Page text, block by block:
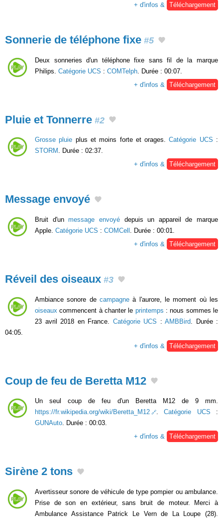
+ d'infos &
Téléchargement
Sonnerie de téléphone fixe #5
Deux sonneries d'un téléphone fixe sans fil de la marque
Philips. Catégorie UCS : COMTelph . Durée : 00:07.
+ d'infos &
Téléchargement
Pluie et Tonnerre #2
Grosse pluie plus et moins forte et orages.Catégorie UCS :
STORM . Durée : 02:37.
+ d'infos & Téléchargement
Message envoyé
Bruit d'unmessage envoyédepuis un appareil de marque
Apple. Catégorie UCS : COMCell
. Durée : 00:01.
+ d'infos &
Téléchargement
Réveil des oiseaux #3
Ambiance sonore de campagne à l'aurore, le moment où les
oiseaux commencent à chanter le printemps : nous sommes le
23 avril 2018 en France. Catégorie UCS : AMBBird . Durée :
04:05.
+ d'infos &
Téléchargement
Coup de feu de Beretta M12
Un seul coup de feu d'un Beretta M12 de 9 mm.
https://fr.wikipedia.org/wiki/Beretta_M12
.Catégorie UCS :
GUNAuto. Durée : 00:03.
+ d'infos & Téléchargement
Sirène 2 tons
Avertisseur sonore de véhicule de type pompier ou ambulance.
Prise de son en extérieur, sans bruit de moteur. Merci à
Ambulance Assistance Patrick Le Vern de La Loupe (28).